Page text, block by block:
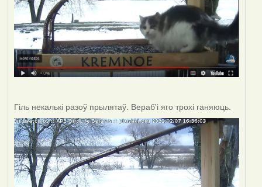
Гіль некалькі разоў прылятаў. Вераб'і яго трохі ганяюць.